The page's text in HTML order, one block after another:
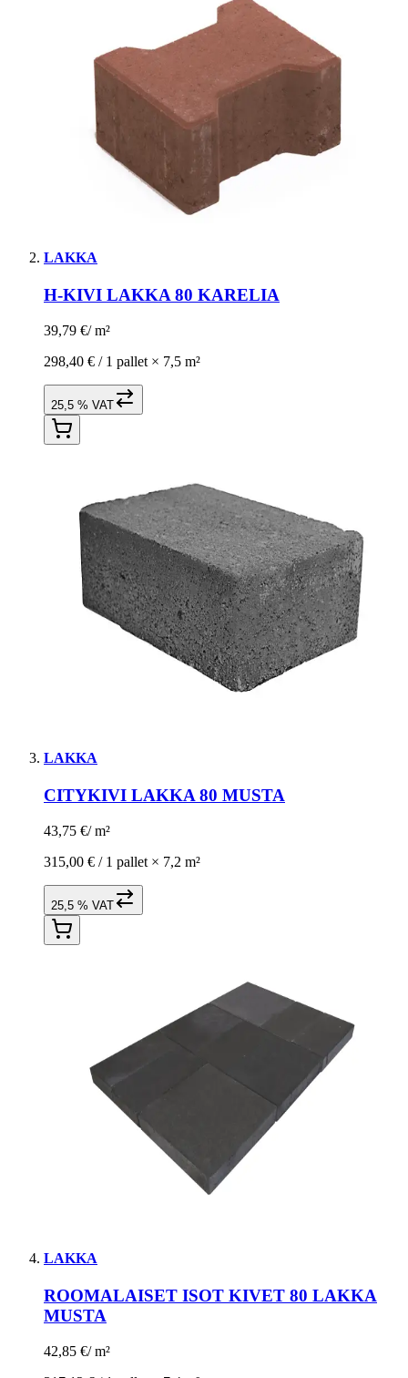
LAKKA
H-KIVI LAKKA 80 KARELIA
39,79 €/ m²
298,40 € / 1 pallet × 7,5 m²
25,5 % VAT
LAKKA
CITYKIVI LAKKA 80 MUSTA
43,75 €/ m²
315,00 € / 1 pallet × 7,2 m²
25,5 % VAT
LAKKA
ROOMALAISET ISOT KIVET 80 LAKKA
MUSTA
42,85 €/ m²